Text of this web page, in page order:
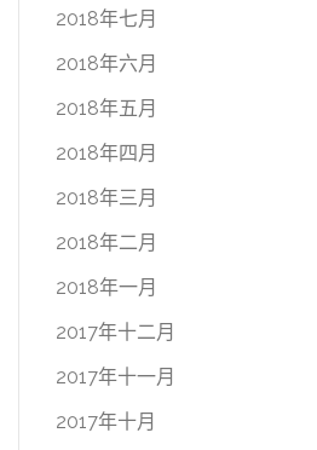
2018年七月
2018年六月
2018年五月
2018年四月
2018年三月
2018年二月
2018年一月
2017年十二月
2017年十一月
2017年十月